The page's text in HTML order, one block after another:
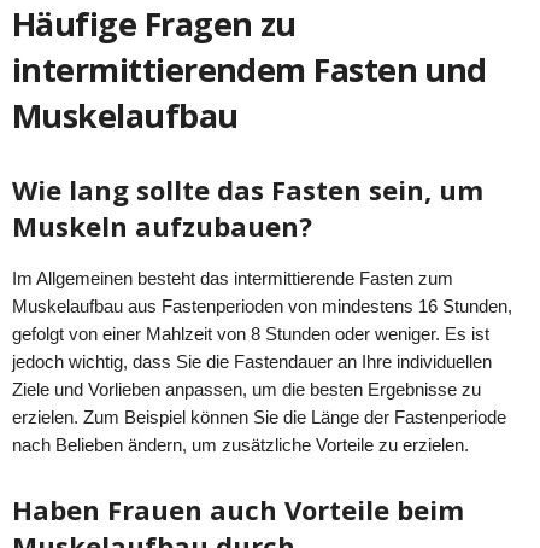
Häufige Fragen zu
intermittierendem Fasten und
Muskelaufbau
Wie lang sollte das Fasten sein, um
Muskeln aufzubauen?
Im Allgemeinen besteht das intermittierende Fasten zum
Muskelaufbau aus Fastenperioden von mindestens 16 Stunden,
gefolgt von einer Mahlzeit von 8 Stunden oder weniger. Es ist
jedoch wichtig, dass Sie die Fastendauer an Ihre individuellen
Ziele und Vorlieben anpassen, um die besten Ergebnisse zu
erzielen. Zum Beispiel können Sie die Länge der Fastenperiode
nach Belieben ändern, um zusätzliche Vorteile zu erzielen.
Haben Frauen auch Vorteile beim